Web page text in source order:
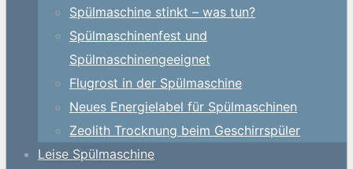
Spülmaschine stinkt – was tun?
Spülmaschinenfest und
Spülmaschinengeeignet
Flugrost in der Spülmaschine
Neues Energielabel für Spülmaschinen
Zeolith Trocknung beim Geschirrspüler
Leise Spülmaschine